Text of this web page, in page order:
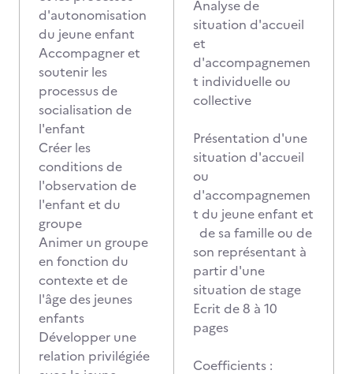
d'autonomisation
du jeune enfant
Accompagner et
soutenir les
processus de
socialisation de
l'enfant
Créer les
conditions de
l'observation de
l'enfant et du
groupe
Animer un groupe
en fonction du
contexte et de
l'âge des jeunes
enfants
Développer une
relation privilégiée
Analyse de
situation d'accueil
et
d'accompagnemen
t individuelle ou
collective
Présentation d'une
situation d'accueil
ou
d'accompagnemen
t du jeune enfant et
de sa famille ou de
son représentant à
partir d'une
situation de stage
Ecrit de 8 à 10
pages
Coefficients :